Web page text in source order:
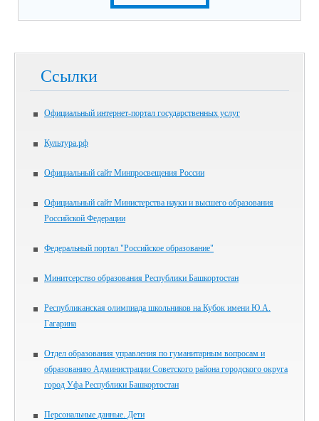
Ссылки
Официальный интернет-портал государственных услуг
Культура.рф
Официальный сайт Минпросвещения России
Официальный сайт Министерства науки и высшего образования
Российской Федерации
Федеральный портал "Российское образование"
Минитсерство образования Республики Башкортостан
Республиканская олимпиада школьников на Кубок имени Ю.А.
Гагарина
Отдел образования управления по гуманитарным вопросам и
образованию Администрации Советского района городского округа
город Уфа Республики Башкортостан
Персональные данные. Дети